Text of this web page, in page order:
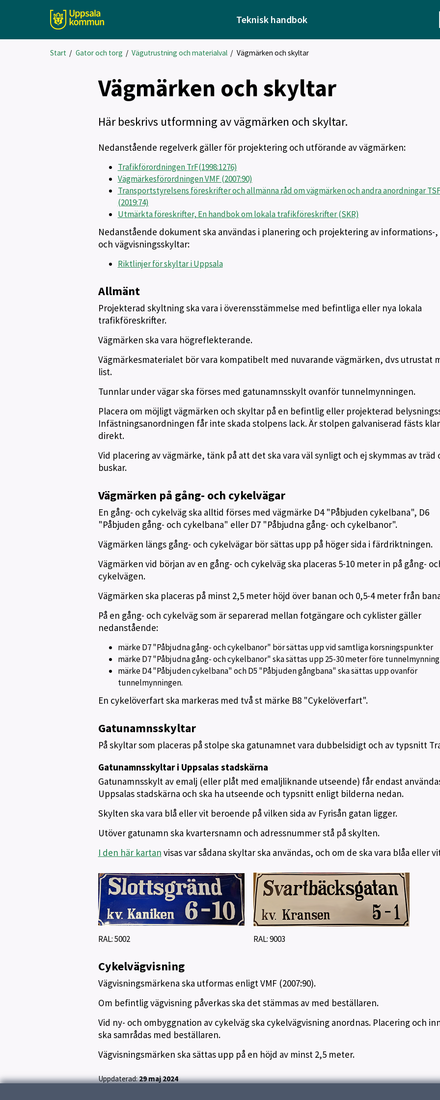
Teknisk handbok
Start / Gator och torg / Vägutrustning och materialval / Vägmärken och skyltar
Vägmärken och skyltar
Här beskrivs utformning av vägmärken och skyltar.
Nedanstående regelverk gäller för projektering och utförande av vägmärken:
Trafikförordningen TrF(1998:1276)
Vägmärkesförordningen VMF (2007:90)
Transportstyrelsens föreskrifter och allmänna råd om vägmärken och andra anordningar
(2019:74)
Utmärkta föreskrifter, En handbok om lokala trafikföreskrifter (SKR)
Nedanstående dokument ska användas i planering och projektering av informations-
och vägvisningsskyltar:
Riktlinjer för skyltar i Uppsala
Allmänt
Projekterad skyltning ska vara i överensstämmelse med befintliga eller nya lokala
trafikföreskrifter.
Vägmärken ska vara högreflekterande.
Vägmärkesmaterialet bör vara kompatibelt med nuvarande vägmärken, dvs utrustat
list.
Tunnlar under vägar ska förses med gatunamnsskylt ovanför tunnelmynningen.
Placera om möjligt vägmärken och skyltar på en befintlig eller projekterad
Infästningsanordningen får inte skada stolpens lack. Är stolpen galvaniserad fästs
direkt.
Vid placering av vägmärke, tänk på att det ska vara väl synligt och ej skymmas av träd
buskar.
Vägmärken på gång- och cykelvägar
En gång- och cykelväg ska alltid förses med vägmärke D4 "Påbjuden cykelbana", D6
"Påbjuden gång- och cykelbana" eller D7 "Påbjudna gång- och cykelbanor".
Vägmärken längs gång- och cykelvägar bör sättas upp på höger sida i färdriktningen.
Vägmärken vid början av en gång- och cykelväg ska placeras 5-10 meter in på gång-
cykelvägen.
Vägmärken ska placeras på minst 2,5 meter höjd över banan och 0,5-4 meter från
På en gång- och cykelväg som är separerad mellan fotgängare och cyklister gäller
nedanstående:
märke D7 "Påbjudna gång- och cykelbanor" bör sättas upp vid samtliga korsningspunkter
märke D7 "Påbjudna gång- och cykelbanor" ska sättas upp 25-30 meter före tunnelmynning
märke D4 "Påbjuden cykelbana" och D5 "Påbjuden gångbana" ska sättas upp ovanför
tunnelmynningen.
En cykelöverfart ska markeras med två st märke B8 "Cykelöverfart".
Gatunamnsskyltar
På skyltar som placeras på stolpe ska gatunamnet vara dubbelsidigt och av typsnitt
Gatunamnsskyltar i Uppsalas stadskärna
Gatunamnsskylt av emalj (eller plåt med emaljliknande utseende) får endast
Uppsalas stadskärna och ska ha utseende och typsnitt enligt bilderna nedan.
Skylten ska vara blå eller vit beroende på vilken sida av Fyrisån gatan ligger.
Utöver gatunamn ska kvartersnamn och adressnummer stå på skylten.
I den här kartan visas var sådana skyltar ska användas, och om de ska vara blåa eller
RAL: 5002 RAL: 9003
Cykelvägvisning
Vägvisningsmärkena ska utformas enligt VMF (2007:90).
Om befintlig vägvisning påverkas ska det stämmas av med beställaren.
Vid ny- och ombyggnation av cykelväg ska cykelvägvisning anordnas. Placering och
ska samrådas med beställaren.
Vägvisningsmärken ska sättas upp på en höjd av minst 2,5 meter.
Uppdaterad:29 maj 2024